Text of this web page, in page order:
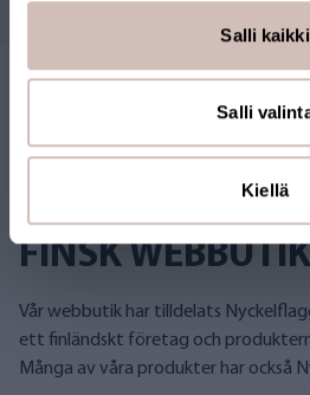
Salli kaikki
Salli
Kiellä
FINSK WEBBUTIK
Vår webbutik har tilldelats
ett finländskt företag och
Många av våra produkter har också